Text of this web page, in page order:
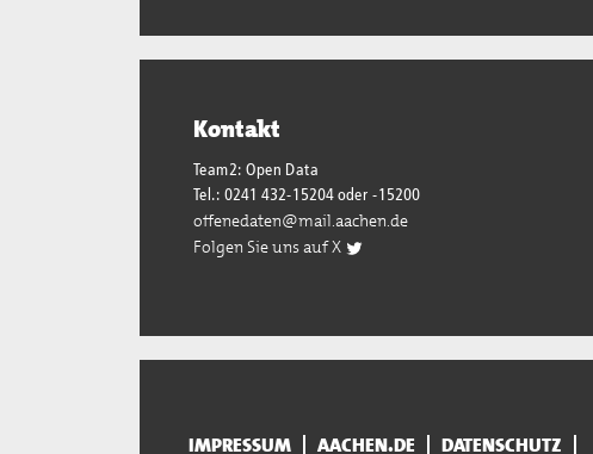
Kontakt
Team2: Open Data
Tel.: 0241 432-15204 oder -15200
offenedaten@mail.aachen.de
Folgen Sie uns auf X
IMPRESSUM AACHEN.DE DATENSCHUTZ